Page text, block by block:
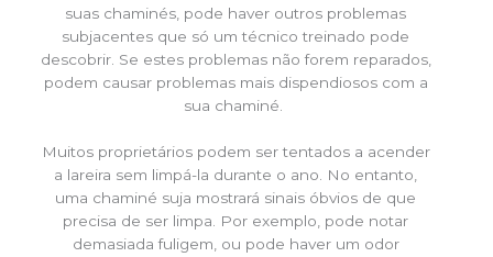
suas chaminés, pode haver outros problemas
subjacentes que só um técnico treinado pode
descobrir. Se estes problemas não forem reparados,
podem causar problemas mais dispendiosos com a
sua chaminé.
Muitos proprietários podem ser tentados a acender
a lareira sem limpá-la durante o ano. No entanto,
uma chaminé suja mostrará sinais óbvios de que
precisa de ser limpa. Por exemplo, pode notar
demasiada fuligem, ou pode haver um odor